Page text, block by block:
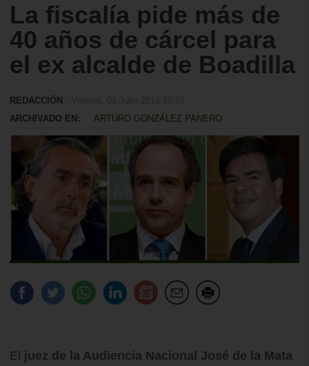
La fiscalía pide más de
40 años de cárcel para
el ex alcalde de Boadilla
REDACCIÓN
ARCHIVADO EN:
ARTURO GONZÁLEZ PANERO
El juez de la Audiencia Nacional José de la Mata